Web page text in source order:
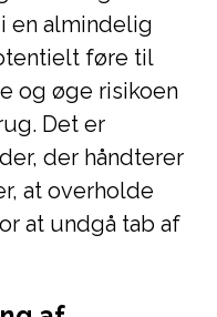
en almindelig
føre til
og øge risikoen
Det er
der håndterer
at overholde
at undgå tab af